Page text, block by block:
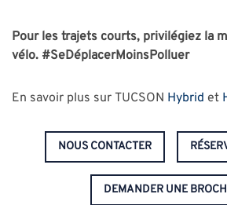
Pour les trajets courts, privilégiez la
vélo. #SeDéplacerMoinsPolluer
En savoir plus sur TUCSON Hybrid et
NOUS CONTACTER
DEMANDER UNE